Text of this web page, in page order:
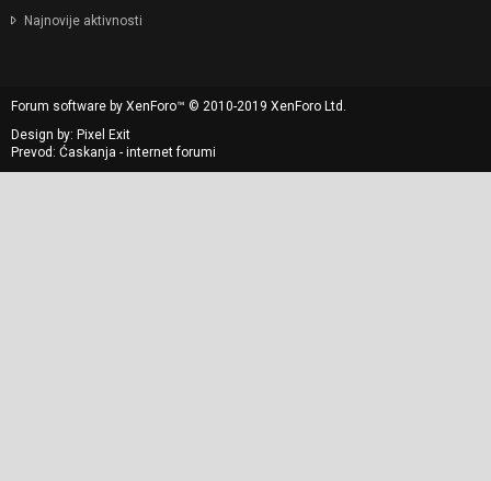
Najnovije aktivnosti
Forum software by XenForo™ © 2010-2019 XenForo Ltd.
Design by: Pixel Exit
Prevod: Ćaskanja - internet forumi